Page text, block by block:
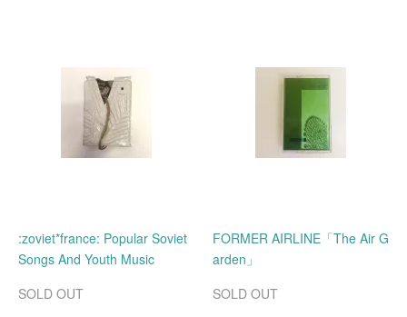
:zoviet*france: Popular Soviet
Songs And Youth Music
SOLD OUT
FORMER AIRLINE「The Air G
arden」
SOLD OUT